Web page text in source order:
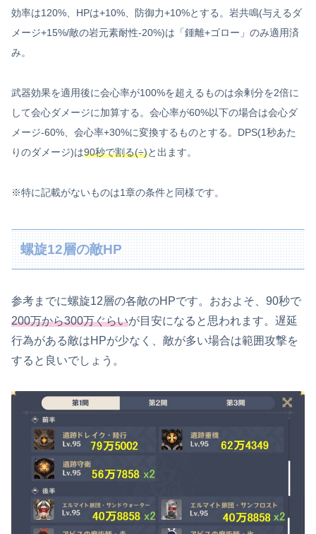
効率は120%、HPは+10%、防御力+10%とする。岩共鳴(与えるダ
メージ+15%/敵の岩元素耐性-20%)は「鍾離+ゴロー」のみ適用済
み。
武器効果を適用後に会心率が100%を超えるものは余剰分を2倍に
して会心ダメージに加算する。会心率が60%以下の場合は会心ダ
メージ-60%、会心率+30%に変換するものとする。DPS(1秒あた
りのダメージ)は90秒で割る(÷)と出ます。
※特に記載がないものは1章の条件と同様です。
螺旋12層の敵HP
参考までに螺旋12層の各敵のHPです。おおよそ、90秒で
200万から300万ぐらいが目安になると思われます。遅延
行為がある敵はHPが少なく、敵が多い場合は範囲攻撃を
すると良いでしょう。